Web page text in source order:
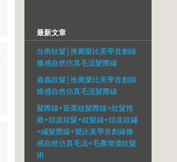
最新文章
台南紋髮│推薦樂比美學首創線
條感自然仿真毛流髮際線
嘉義紋髮│推薦樂比美學首創線
條感自然仿真毛流髮際線
髮際線+苗栗紋髮際線+紋髮推
薦+頭皮紋髮+紋髮線+頭皮紋繡
+繡髮際線+樂比美學首創線條
感自然仿真毛流+毛囊增濃紋髮
術